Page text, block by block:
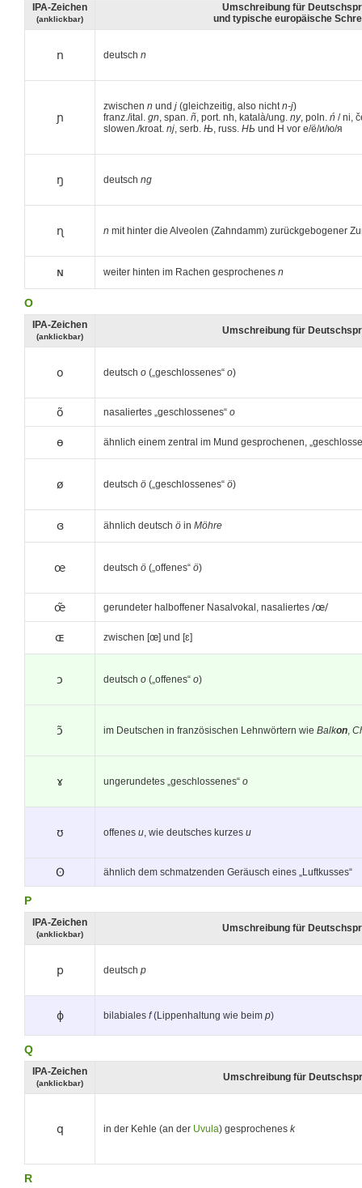
IPA-Zeichen
(anklickbar)
Umschreibung für
und typische europäische
n deutsch n
ɲ
zwischen n und j (gleichzeitig, also nichtn-j)
franz./ital. gn, span. ñ, port. nh, katalà/ung. ny, poln. ń / ni,
slowen./kroat. nj, serb. Њ, russ. НЬ und Н vor e/ë/и/ю/я
ŋ deutsch ng
ɳ n mit hinter die Alveolen (Zahndamm) zurückgebogener
ɴ weiter hinten im Rachen gesprochenes n
O
IPA-Zeichen
(anklickbar)
Umschreibung für
o deutsch o („geschlossenes“ o)
õ nasaliertes „geschlossenes“ o
ɵ ähnlich einem zentral im Mund gesprochenen,
ø deutsch ö („geschlossenes“ ö)
ɞ ähnlich deutsch ö in Möhre
œ deutsch ö („offenes“ ö)
œ̃ gerundeter halboffener Nasalvokal, nasaliertes /œ/
ɶ zwischen [œ] und [ɛ]
ɔ deutsch o („offenes“ o)
ɔ̃ im Deutschen in französischen Lehnwörtern wie Balkon,
ɤ ungerundetes „geschlossenes“ o
ʊ offenes u, wie deutsches kurzes u
ʘ ähnlich dem schmatzenden Geräusch eines „Luftkusses“
P
IPA-Zeichen
(anklickbar)
Umschreibung für
p deutsch p
ɸ bilabiales f(Lippenhaltung wie beim p)
Q
IPA-Zeichen
(anklickbar)
Umschreibung für
q in der Kehle (an der Uvula) gesprochenes k
R